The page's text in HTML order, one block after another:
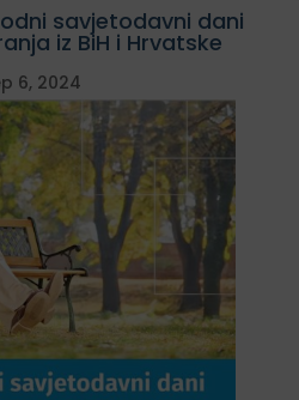
savjetodavni dani
iz BiH i Hrvatske
6, 2024